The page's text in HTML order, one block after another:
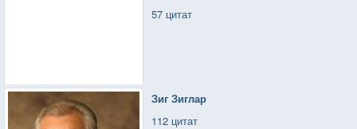
57 цитат
Зиг Зиглар
112 цитат